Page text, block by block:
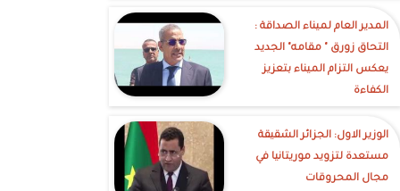
‎المدير العام لميناء الصداقة :
التحاق زورق " مقامه" الجديد
يعكس التزام الميناء بتعزيز
الكفاءة
الوزير الاول: الجزائر الشقيقة
مستعدة لتزويد موريتانيا في
مجال المحروقات